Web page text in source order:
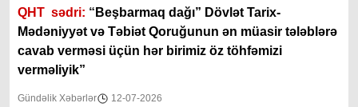
QHT sədri: “ Beşbarmaq dağı” Dövlət Tarix-
Mədəniyyət və Təbiət Qoruğunun ən müasir tələblərə
cavab verməsi üçün hər birimiz öz töhfəmizi
verməliyik”
Gündəlik Xəbərlər 12-07-2026